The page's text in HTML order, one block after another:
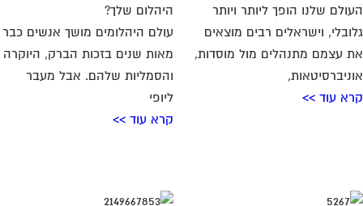
חשוב לדעת לפני שבוחרים
משרדים להשכרה בתל אביב
העסקי המודרני, המשרד
רק מקום עבודה – הוא
את הבסיס להתפתחות,
השקעות נדלן באתונה: הדרך של
ישראלים לחופש כלכלי באירופה
בעוד ששוק הנדל”ן הישראלי
ממשיך להציב אתגרים כלכליים
משמעותיים למשקיעים מקומיים,
יותר ויותר ישראלים מפנים